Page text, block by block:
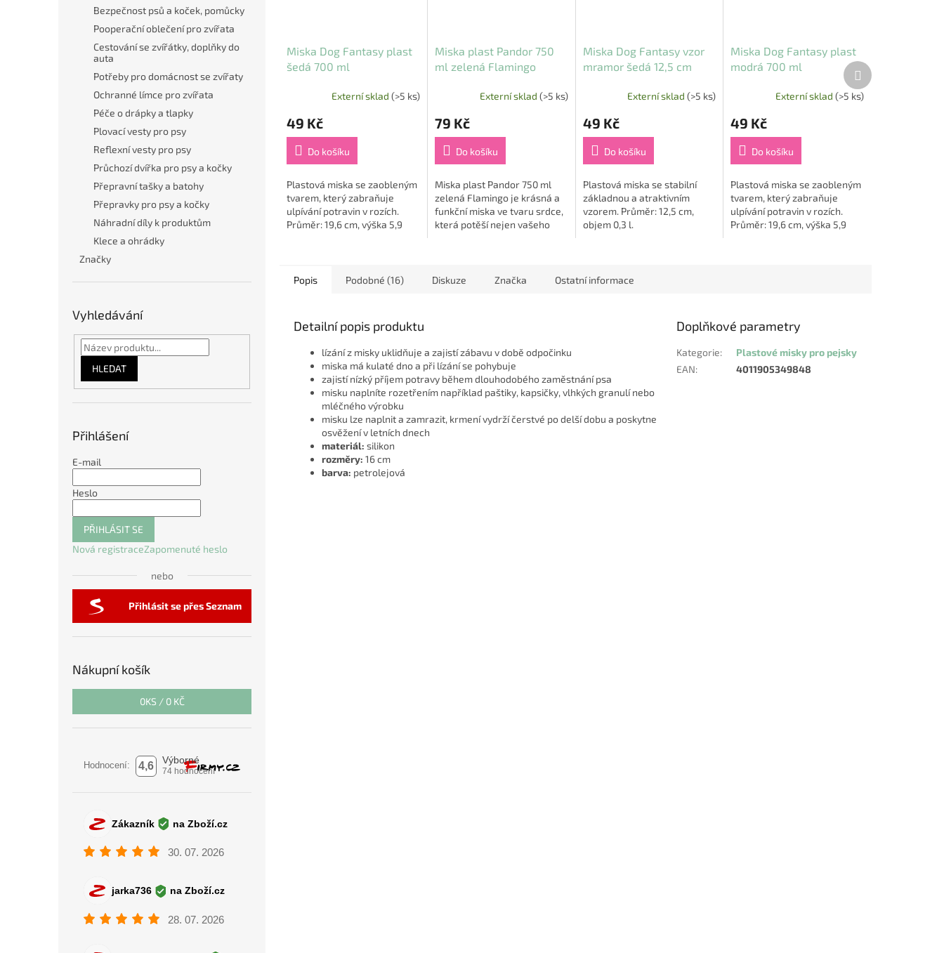
Bezpečnost psů a koček, pomůcky
Pooperační oblečení pro zvířata
Cestování se zvířátky, doplňky do
auta
Potřeby pro domácnost se zvířaty
Ochranné límce pro zvířata
Péče o drápky a tlapky
Plovací vesty pro psy
Reflexní vesty pro psy
Průchozí dvířka pro psy a kočky
Přepravní tašky a batohy
Přepravky pro psy a kočky
Náhradní díly k produktům
Klece a ohrádky
Značky
Vyhledávání
HLEDAT
Přihlášení
E-mail
Heslo
PŘIHLÁSIT SE
Nová registraceZapomenuté heslo
nebo
Přihlásit se přes Seznam
Nákupní košík
0KS / 0 KČ
Miska Dog Fantasy plast
šedá 700 ml
Externí sklad (>5 ks)
49 Kč
Do košíku
Plastová miska se zaobleným
tvarem, který zabraňuje
ulpívání potravin v rozích.
Průměr: 19,6 cm, výška 5,9
Miska plast Pandor 750
ml zelená Flamingo
Externí sklad (>5 ks)
79 Kč
Do košíku
Miska plast Pandor 750 ml
zelená Flamingo je krásná a
funkční miska ve tvaru srdce,
která potěší nejen vašeho
Miska Dog Fantasy vzor
mramor šedá 12,5 cm
Externí sklad(>5 ks)
49 Kč
Do košíku
Plastová miska se stabilní
základnou a atraktivním
vzorem. Průměr: 12,5 cm,
objem 0,3 l.
Miska Dog Fantasy plast
modrá 700 ml
Externí sklad (>5 ks)
49 Kč
Do košíku
Plastová miska se zaobleným
tvarem, který zabraňuje
ulpívání potravin v rozích.
Průměr: 19,6 cm, výška 5,9
Další
produkt
Popis Podobné (16) Diskuze Značka Ostatní informace
Detailní popis produktu
lízání z misky uklidňuje a zajistí zábavu v době odpočinku
miska má kulaté dno a při lízání se pohybuje
zajistí nízký příjem potravy během dlouhodobého zaměstnání psa
misku naplníte rozetřením například paštiky, kapsičky, vlhkých granulí nebo
mléčného výrobku
misku lze naplnit a zamrazit, krmení vydrží čerstvé po delší dobu a poskytne
osvěžení v letních dnech
materiál: silikon
rozměry: 16 cm
barva: petrolejová
Doplňkové parametry
Kategorie:
Plastové misky pro pejsky
EAN: 4011905349848